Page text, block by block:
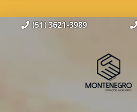
(51) 3621-3989